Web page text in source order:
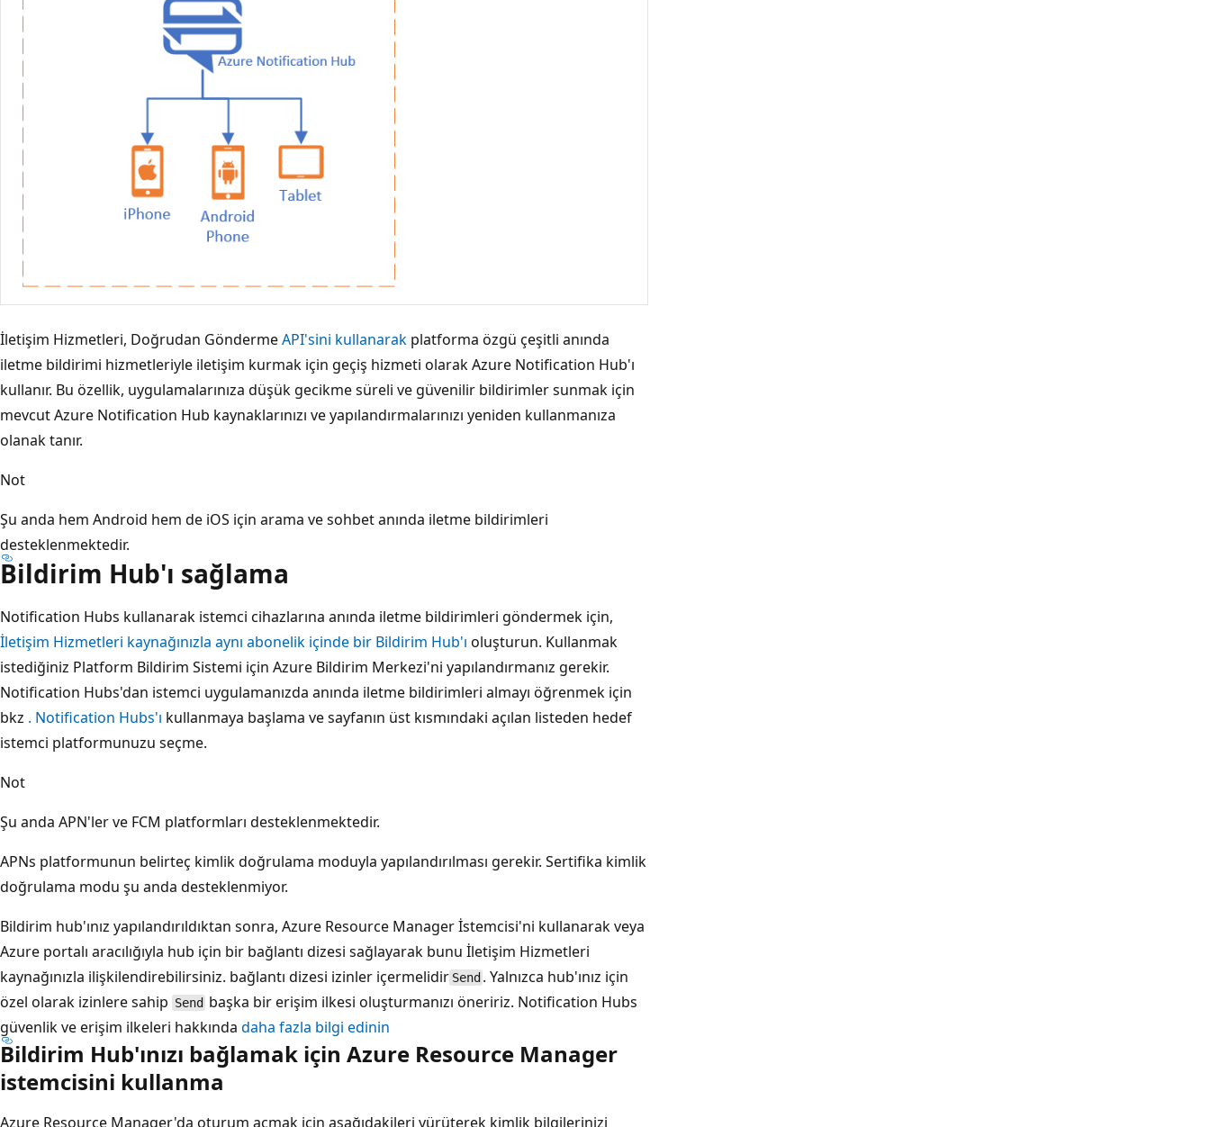
İletişim Hizmetleri, Doğrudan GöndermeAPI'sini kullanarak platforma özgü çeşitli anında
iletme bildirimi hizmetleriyle iletişim kurmak için geçiş hizmeti olarak Azure Notification Hub'ı
kullanır. Bu özellik, uygulamalarınıza düşük gecikme süreli ve güvenilir bildirimler sunmak için
mevcut Azure Notification Hub kaynaklarınızı ve yapılandırmalarınızı yeniden kullanmanıza
olanak tanır.
Not
Şu anda hem Android hem de iOS için arama ve sohbet anında iletme bildirimleri
desteklenmektedir.
Bildirim Hub'ı sağlama
Notification Hubs kullanarak istemci cihazlarına anında iletme bildirimleri göndermek için,
İletişim Hizmetleri kaynağınızla aynı abonelik içinde bir Bildirim Hub'ı oluşturun. Kullanmak
istediğiniz Platform Bildirim Sistemi için Azure Bildirim Merkezi'ni yapılandırmanız gerekir.
Notification Hubs'dan istemci uygulamanızda anında iletme bildirimleri almayı öğrenmek için
bkz . Notification Hubs'ı kullanmaya başlama ve sayfanın üst kısmındaki açılan listeden hedef
istemci platformunuzu seçme.
Not
Şu anda APN'ler ve FCM platformları desteklenmektedir.
APNs platformunun belirteç kimlik doğrulama moduyla yapılandırılması gerekir. Sertifika kimlik
doğrulama modu şu anda desteklenmiyor.
Bildirim hub'ınız yapılandırıldıktan sonra, Azure Resource Manager İstemcisi'ni kullanarak veya
Azure portalı aracılığıyla hub için bir bağlantı dizesi sağlayarak bunu İletişim Hizmetleri
kaynağınızla ilişkilendirebilirsiniz. bağlantı dizesi izinler içermelidir Send . Yalnızca hub'ınız için
özel olarak izinlere sahip Send başka bir erişim ilkesi oluşturmanızı öneririz. Notification Hubs
güvenlik ve erişim ilkeleri hakkında daha fazla bilgi edinin
Bildirim Hub'ınızı bağlamak için Azure Resource Manager
istemcisini kullanma
Azure Resource Manager'da oturum açmak için aşağıdakileri yürüterek kimlik bilgilerinizi